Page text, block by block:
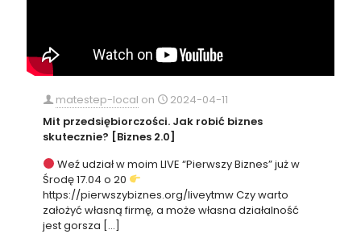
matestep-local on
2024-04-11
Mit przedsiębiorczości. Jak robić biznes
skutecznie? [Biznes 2.0]
Weź udział w moim LIVE “Pierwszy Biznes” już w
Środę 17.04 o 20
https://pierwszybiznes.org/liveytmw Czy warto
założyć własną firmę, a może własna działalność
jest gorsza […]